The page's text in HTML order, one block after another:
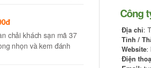
Công
Địa chỉ:
Tỉnh /
Website:
Điện
chải khách sạn mã 37
nhọn và kem đánh
Giá
Xà